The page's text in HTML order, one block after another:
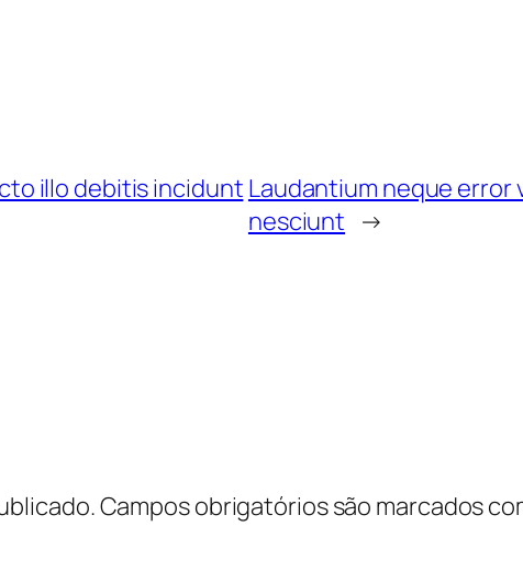
illo debitis incidunt Laudantium neque error
nesciunt →
Campos obrigatórios são marcados